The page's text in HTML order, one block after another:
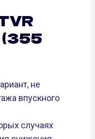
(355
не
впускного
случаях